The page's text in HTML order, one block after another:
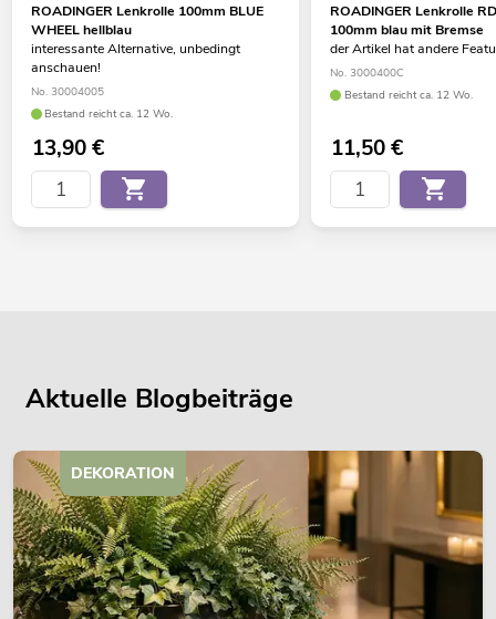
ROADINGER Lenkrolle 100mm BLUE
WHEEL hellblau
interessante Alternative, unbedingt
anschauen!
No. 30004005
Bestand reicht ca. 12 Wo.
13,90€
ROADINGER Lenkrolle
100mm blau mit Bremse
der Artikel hat andere
No. 3000400C
Bestand reicht ca. 12 Wo.
11,50€
Aktuelle Blogbeiträge
DEKORATION